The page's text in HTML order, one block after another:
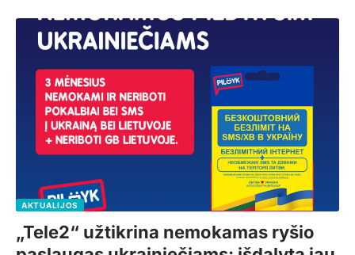
AKTUALIJOS
„Tele2“ užtikrina nemokamas ryšio